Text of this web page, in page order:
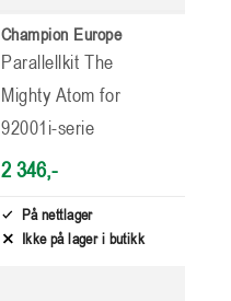
Champion Europe
Parallellkit The
Mighty Atom for
92001i-serie
2 346,-
På nettlager
Ikke på lager i butikk